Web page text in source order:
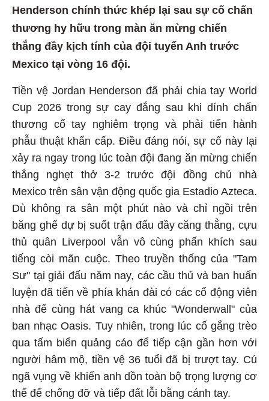
Henderson chính thức khép lại sau sự cố chấn
thương hy hữu trong màn ăn mừng chiến
thắng đầy kịch tính của đội tuyển Anh trước
Mexico tại vòng 16 đội.
Tiền vệ Jordan Henderson đã phải chia tay World
Cup 2026 trong sự cay đắng sau khi dính chấn
thương cổ tay nghiêm trọng và phải tiến hành
phẫu thuật khẩn cấp. Điều đáng nói, sự cố này lại
xảy ra ngay trong lúc toàn đội đang ăn mừng chiến
thắng nghẹt thở 3-2 trước đội đồng chủ nhà
Mexico trên sân vận động quốc gia Estadio Azteca.
Dù không ra sân một phút nào và chỉ ngồi trên
băng ghế dự bị suốt trận đấu đầy căng thẳng, cựu
thủ quân Liverpool vẫn vô cùng phấn khích sau
tiếng còi mãn cuộc. Theo truyền thống của "Tam
Sư" tại giải đấu năm nay, các cầu thủ và ban huấn
luyện đã tiến về phía khán đài có các cổ động viên
nhà để cùng hát vang ca khúc "Wonderwall" của
ban nhạc Oasis. Tuy nhiên, trong lúc cố gắng trèo
qua tấm biển quảng cáo để tiếp cận gần hơn với
người hâm mộ, tiền vệ 36 tuổi đã bị trượt tay. Cú
ngã vụng về khiến anh dồn toàn bộ trọng lượng cơ
thể để chống đỡ và tiếp đất lỗi bằng cánh tay.